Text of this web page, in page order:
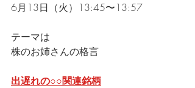
6月13日（火）13:45〜13:57
テーマは
株のお姉さんの格言
出遅れの○○関連銘柄